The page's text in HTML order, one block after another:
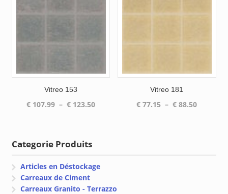
Vitreo 153
€107.99 – €123.50Plage
Vitreo 181
€ 77.15 – € 88.50Plage
Categorie Produits
Articles en Déstockage
Carreaux de Ciment
Carreaux Granito - Terrazzo